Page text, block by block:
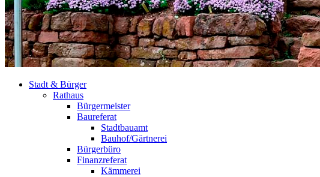
Stadt & Bürger
Rathaus
Bürgermeister
Baureferat
Stadtbauamt
Bauhof/Gärtnerei
Bürgerbüro
Finanzreferat
Kämmerei